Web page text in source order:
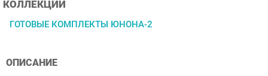
ОПИСАНИЕ
удобной и функциональной мебели, создана с учетом